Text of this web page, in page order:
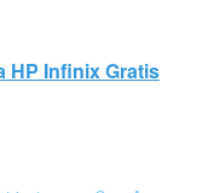
HP Infinix Gratis